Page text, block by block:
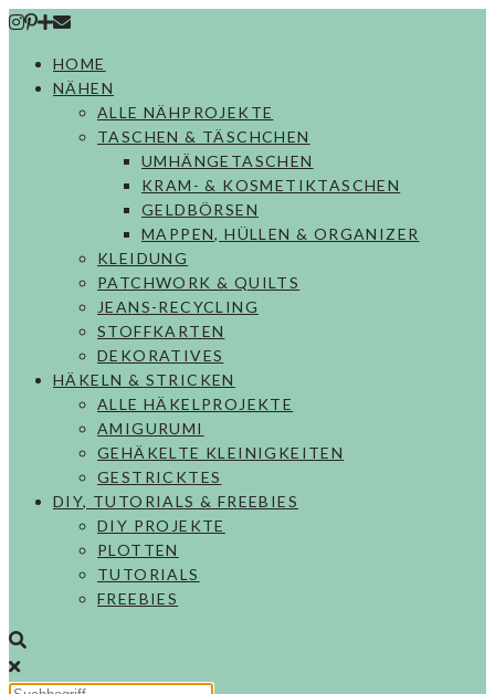
Skip
contentHOME
NÄHEN
ALLE NÄHPROJEKTE
TASCHEN & TÄSCHCHEN
UMHÄNGETASCHEN
KRAM- & KOSMETIKTASCHEN
GELDBÖRSEN
MAPPEN, HÜLLEN & ORGANIZER
KLEIDUNG
PATCHWORK & QUILTS
JEANS-RECYCLING
STOFFKARTEN
DEKORATIVES
HÄKELN & STRICKEN
ALLE HÄKELPROJEKTE
AMIGURUMI
GEHÄKELTE KLEINIGKEITEN
GESTRICKTES
DIY, TUTORIALS & FREEBIES
DIY PROJEKTE
PLOTTEN
TUTORIALS
FREEBIES